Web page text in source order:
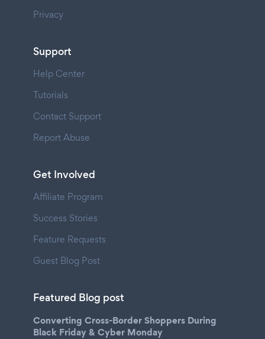
Privacy
Support
Help Center
Tutorials
Contact Support
Report Abuse
Get Involved
Affiliate Program
Success Stories
Feature Requests
Guest Blog Post
Featured Blog post
Converting Cross-Border Shoppers During
Black Friday & Cyber Monday